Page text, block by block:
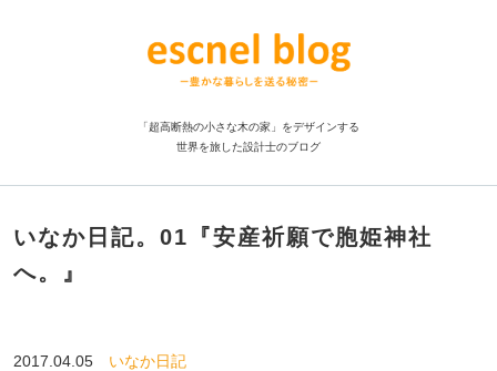
「超高断熱の小さな木の家」をデザインする
世界を旅した設計士のブログ
いなか日記。01『安産祈願で胞姫神社
へ。』
2017.04.05 いなか日記